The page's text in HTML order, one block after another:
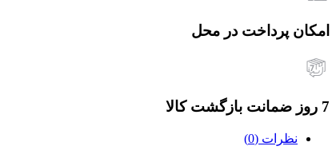
امکان پرداخت در محل
7 روز ضمانت بازگشت کالا
نظرات (0)